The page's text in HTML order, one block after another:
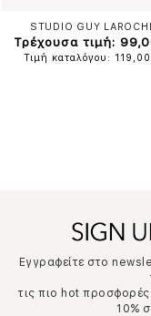
STUDIO GUY
Τρέχουσα τιμή:
Τιμή καταλόγου:
Εγγραφείτε στο
τις πιο hot
10%